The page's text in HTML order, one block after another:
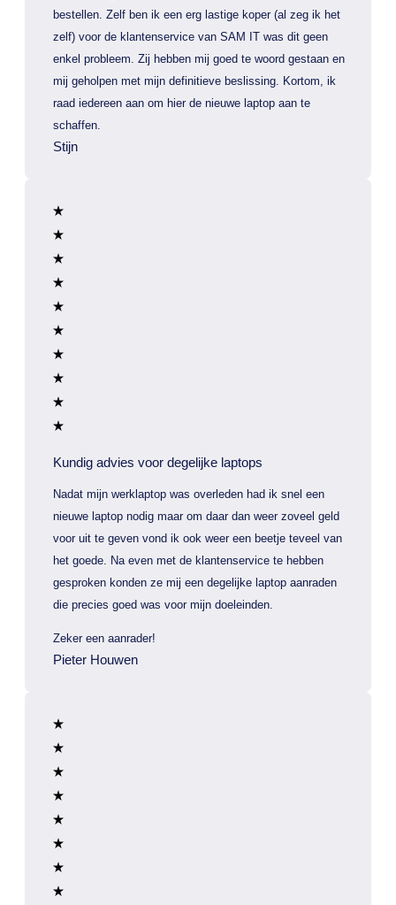
bestellen. Zelf ben ik een erg lastige koper (al zeg ik het
zelf) voor de klantenservice van SAM IT was dit geen
enkel probleem. Zij hebben mij goed te woord gestaan en
mij geholpen met mijn definitieve beslissing. Kortom, ik
raad iedereen aan om hier de nieuwe laptop aan te
schaffen.
Stijn
Kundig advies voor degelijke laptops
Nadat mijn werklaptop was overleden had ik snel een
nieuwe laptop nodig maar om daar dan weer zoveel geld
voor uit te geven vond ik ook weer een beetje teveel van
het goede. Na even met de klantenservice te hebben
gesproken konden ze mij een degelijke laptop aanraden
die precies goed was voor mijn doeleinden.
Zeker een aanrader!
Pieter Houwen